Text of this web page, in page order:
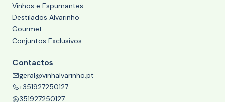
Vinhos e Espumantes
Destilados Alvarinho
Gourmet
Conjuntos Exclusivos
Contactos
geral@vinhalvarinho.pt
+351927250127
351927250127